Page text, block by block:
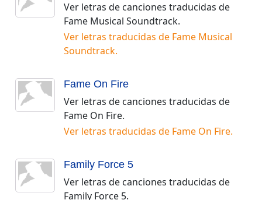
Ver letras de canciones traducidas de
Fame Musical Soundtrack.
Ver letras traducidas de Fame Musical
Soundtrack.
Fame On Fire
Ver letras de canciones traducidas de
Fame On Fire.
Ver letras traducidas de Fame On Fire.
Family Force 5
Ver letras de canciones traducidas de
Family Force 5.